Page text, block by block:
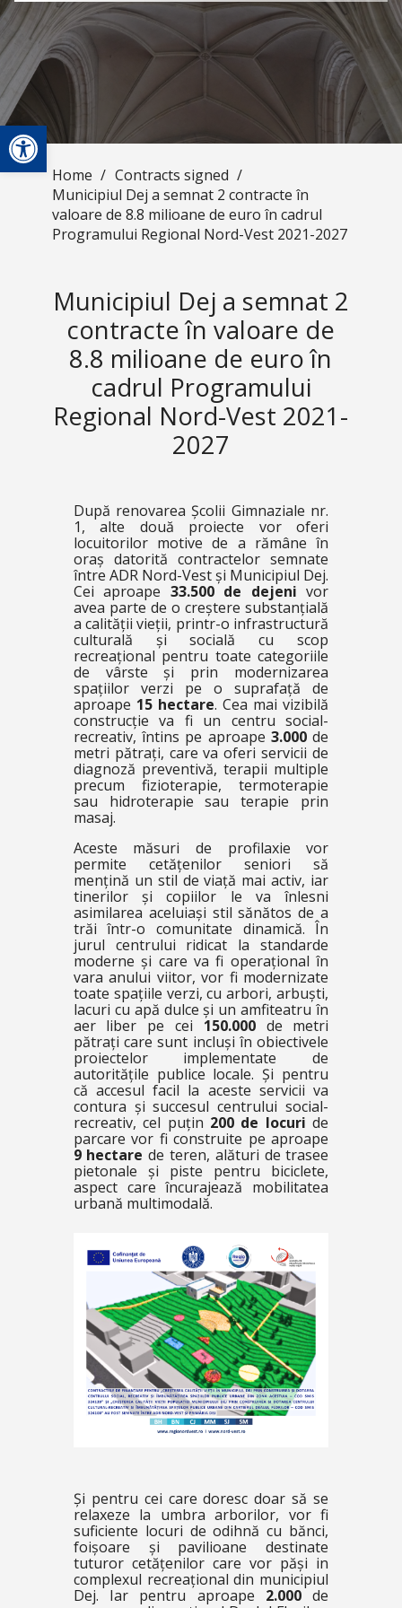
Open toolbar
Home / Contracts signed /
Municipiul Dej a semnat 2 contracte în
valoare de 8.8 milioane de euro în cadrul
Programului Regional Nord-Vest 2021-2027
Municipiul Dej a semnat 2
contracte în valoare de
8.8 milioane de euro în
cadrul Programului
Regional Nord-Vest 2021-
2027
După renovarea Școlii Gimnaziale nr.
1, alte două proiecte vor oferi
locuitorilor motive de a rămâne în
oraș datorită contractelor semnate
între ADR Nord-Vest și Municipiul Dej.
Cei aproape 33.500 de dejeni vor
avea parte de o creștere substanțială
a calității vieții, printr-o infrastructură
culturală și socială cu scop
recreațional pentru toate categoriile
de vârste și prin modernizarea
spațiilor verzi pe o suprafață de
aproape 15 hectare. Cea mai vizibilă
construcție va fi un centru social-
recreativ, întins pe aproape3.000 de
metri pătrați, care va oferi servicii de
diagnoză preventivă, terapii multiple
precum fizioterapie, termoterapie
sau hidroterapie sau terapie prin
masaj.
Aceste măsuri de profilaxie vor
permite cetățenilor seniori să
mențină un stil de viață mai activ, iar
tinerilor și copiilor le va înlesni
asimilarea aceluiași stil sănătos de a
trăi într-o comunitate dinamică. În
jurul centrului ridicat la standarde
moderne și care va fi operațional în
vara anului viitor, vor fi modernizate
toate spațiile verzi, cu arbori, arbuști,
lacuri cu apă dulce și un amfiteatru în
aer liber pe cei 150.000de metri
pătrați care sunt incluși în obiectivele
proiectelor implementate de
autoritățile publice locale. Și pentru
că accesul facil la aceste servicii va
contura și succesul centrului social-
recreativ, cel puțin 200 de locuri de
parcare vor fi construite pe aproape
9 hectare de teren, alături de trasee
pietonale și piste pentru biciclete,
aspect care încurajează mobilitatea
urbană multimodală.
Și pentru cei care doresc doar să se
relaxeze la umbra arborilor, vor fi
suficiente locuri de odihnă cu bănci,
foișoare și pavilioane destinate
tuturor cetățenilor care vor păși in
complexul recreațional din municipiul
Dej. Iar pentru aproape 2.000 de